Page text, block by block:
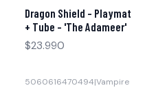
Dragon Shield - Playmat
+ Tube - 'The Adameer'
$23.990
5060616470494|Vampire